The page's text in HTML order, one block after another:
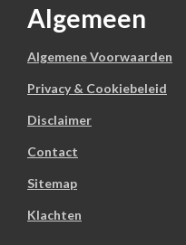
Algemeen
Algemene Voorwaarden
Privacy & Cookiebeleid
Disclaimer
Contact
Sitemap
Klachten